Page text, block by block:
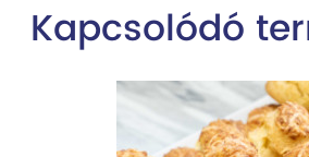
Kapcsolódó